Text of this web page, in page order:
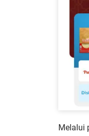
Melalui